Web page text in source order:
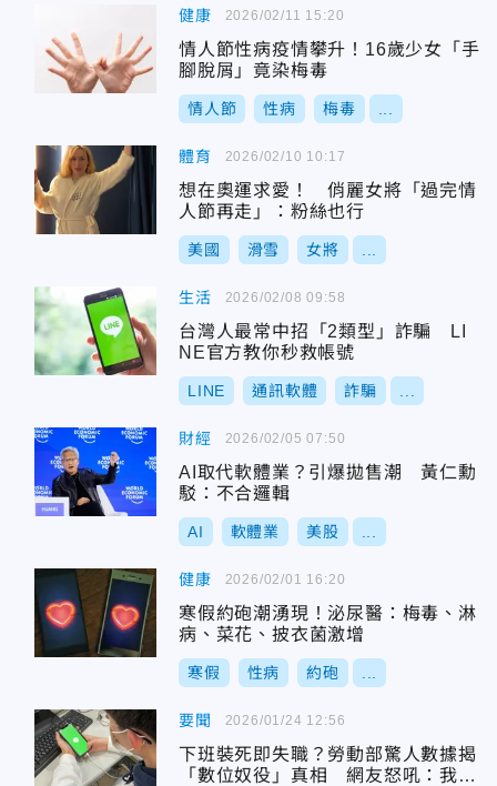
健康
情人節性病疫情攀升！16歲少女「手
腳脫屑」竟染梅毒
情人節 性病 梅毒
2026/02/11 15:20
體育
想在奧運求愛！ 俏麗女將「過完情
人節再走」：粉絲也行
美國 滑雪 女將
2026/02/10 10:17
生活
台灣人最常中招「2類型」詐騙 LI
NE官方教你秒救帳號
LINE 通訊軟體 詐騙
2026/02/08 09:58
財經
AI取代軟體業？引爆拋售潮 黃仁勳
駁：不合邏輯
AI 軟體業 美股
2026/02/05 07:50
健康
寒假約砲潮湧現！泌尿醫：梅毒、淋
病、菜花、披衣菌激增
寒假 性病 約砲
2026/02/01 16:20
要聞
下班裝死即失職？勞動部驚人數據揭
「數位奴役」真相 網友怒吼：我要
2026/01/24 12:56